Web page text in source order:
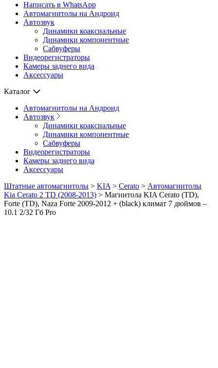
Написать в WhatsApp
Автомагнитолы на Андроид
Автозвук
Динамики коаксиальные
Динамики компонентные
Сабвуферы
Видеорегистраторы
Камеры заднего вида
Аксессуары
Каталог
Автомагнитолы на Андроид
Автозвук
Динамики коаксиальные
Динамики компонентные
Сабвуферы
Видеорегистраторы
Камеры заднего вида
Аксессуары
Штатные автомагнитолы > KIA > Cerato > Автомагнитолы
Kia Cerato 2 TD (2008-2013) > Магнитола KIA Cerato (TD),
Forte (TD), Naza Forte 2009-2012 + (black) климат 7 дюймов –
10.1 2/32 Гб Pro